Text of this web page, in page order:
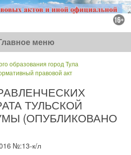
меню
образования город Тула
правовой акт
ТУЛЬСКОЙ
(ОПУБЛИКОВАНО
№:13-к/л